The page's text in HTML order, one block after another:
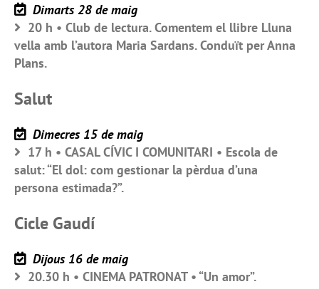
Dimarts 28 de maig
20 h • Club de lectura. Comentem el llibre Lluna
vella amb l’autora Maria Sardans. Conduït per Anna
Plans.
Salut
Dimecres 15 de maig
17 h • CASAL CÍVIC I COMUNITARI • Escola de
salut: “El dol: com gestionar la pèrdua d’una
persona estimada?”.
Cicle Gaudí
Dijous 16 de maig
20.30 h • CINEMA PATRONAT • “Un amor”.